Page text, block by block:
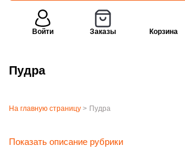
Войти Заказы Корзина
Пудра
На главную страницу > Пудра
Показать описание рубрики